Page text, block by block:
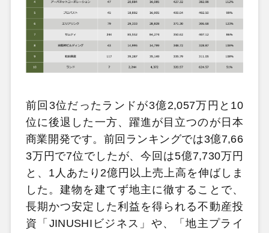
前回3位だったランドが3億2,057万円と10
位に後退した一方、躍進が目立つのが日本
商業開発です。前回ランキングでは3億7,66
3万円で7位でしたが、今回は5億7,730万円
と、1人あたり2億円以上売上高を伸ばしま
した。建物を建てず地主に徹することで、
長期かつ安定した利益を得られる不動産投
資「JINUSHIビジネス」や、「地主プライ